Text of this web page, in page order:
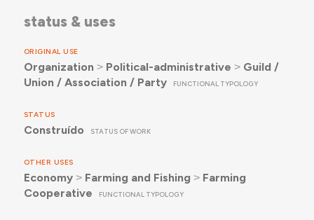
status & uses
ORIGINAL USE
Organization ˃ Political-administrative ˃ Guild /
Union / Association / Party
FUNCTIONAL TYPOLOGY
STATUS
Construído STATUS OF WORK
OTHER USES
Economy˃ Farming and Fishing ˃ Farming
Cooperative
FUNCTIONAL TYPOLOGY